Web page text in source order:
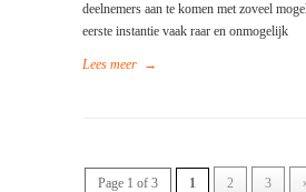
deelnemers aan te komen met zoveel
eerste instantie vaak raar en onmogelijk
Lees meer →
Page 1 of 3 1 2 3